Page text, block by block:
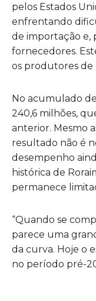
pelos Estados
enfrentando
de importação e,
fornecedores.
os produtores de
No acumulado
240,6 milhões,
anterior. Mesmo
resultado não é
desempenho
histórica de
permanece
“Quando se
parece uma
da curva. Hoje o
no período pré-